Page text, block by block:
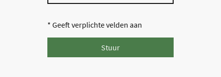
* Geeft verplichte velden aan
Stuur